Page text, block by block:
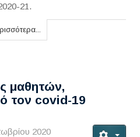
21.
μαθητών,
τον covid-19
2020